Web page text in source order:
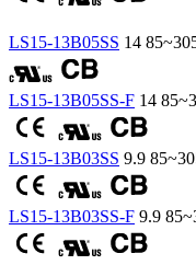
LS15-13B05SS 14
LS15-13B05SS-F 14
LS15-13B03SS 9.9
LS15-13B03SS-F 9.9